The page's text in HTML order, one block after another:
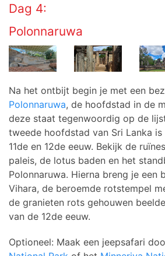
Dag 4:
Polonnaruwa
Na het ontbijt begin je met een
Polonnaruwa, de hoofdstad in de
deze staat tegenwoordig op de
tweede hoofdstad van Sri Lanka
11de en 12de eeuw. Bekijk de
paleis, de lotus baden en het
Polonnaruwa. Hierna breng je een
Vihara, de beroemde rotstempel
de granieten rots gehouwen
van de 12de eeuw.
Optioneel: Maak een jeepsafari